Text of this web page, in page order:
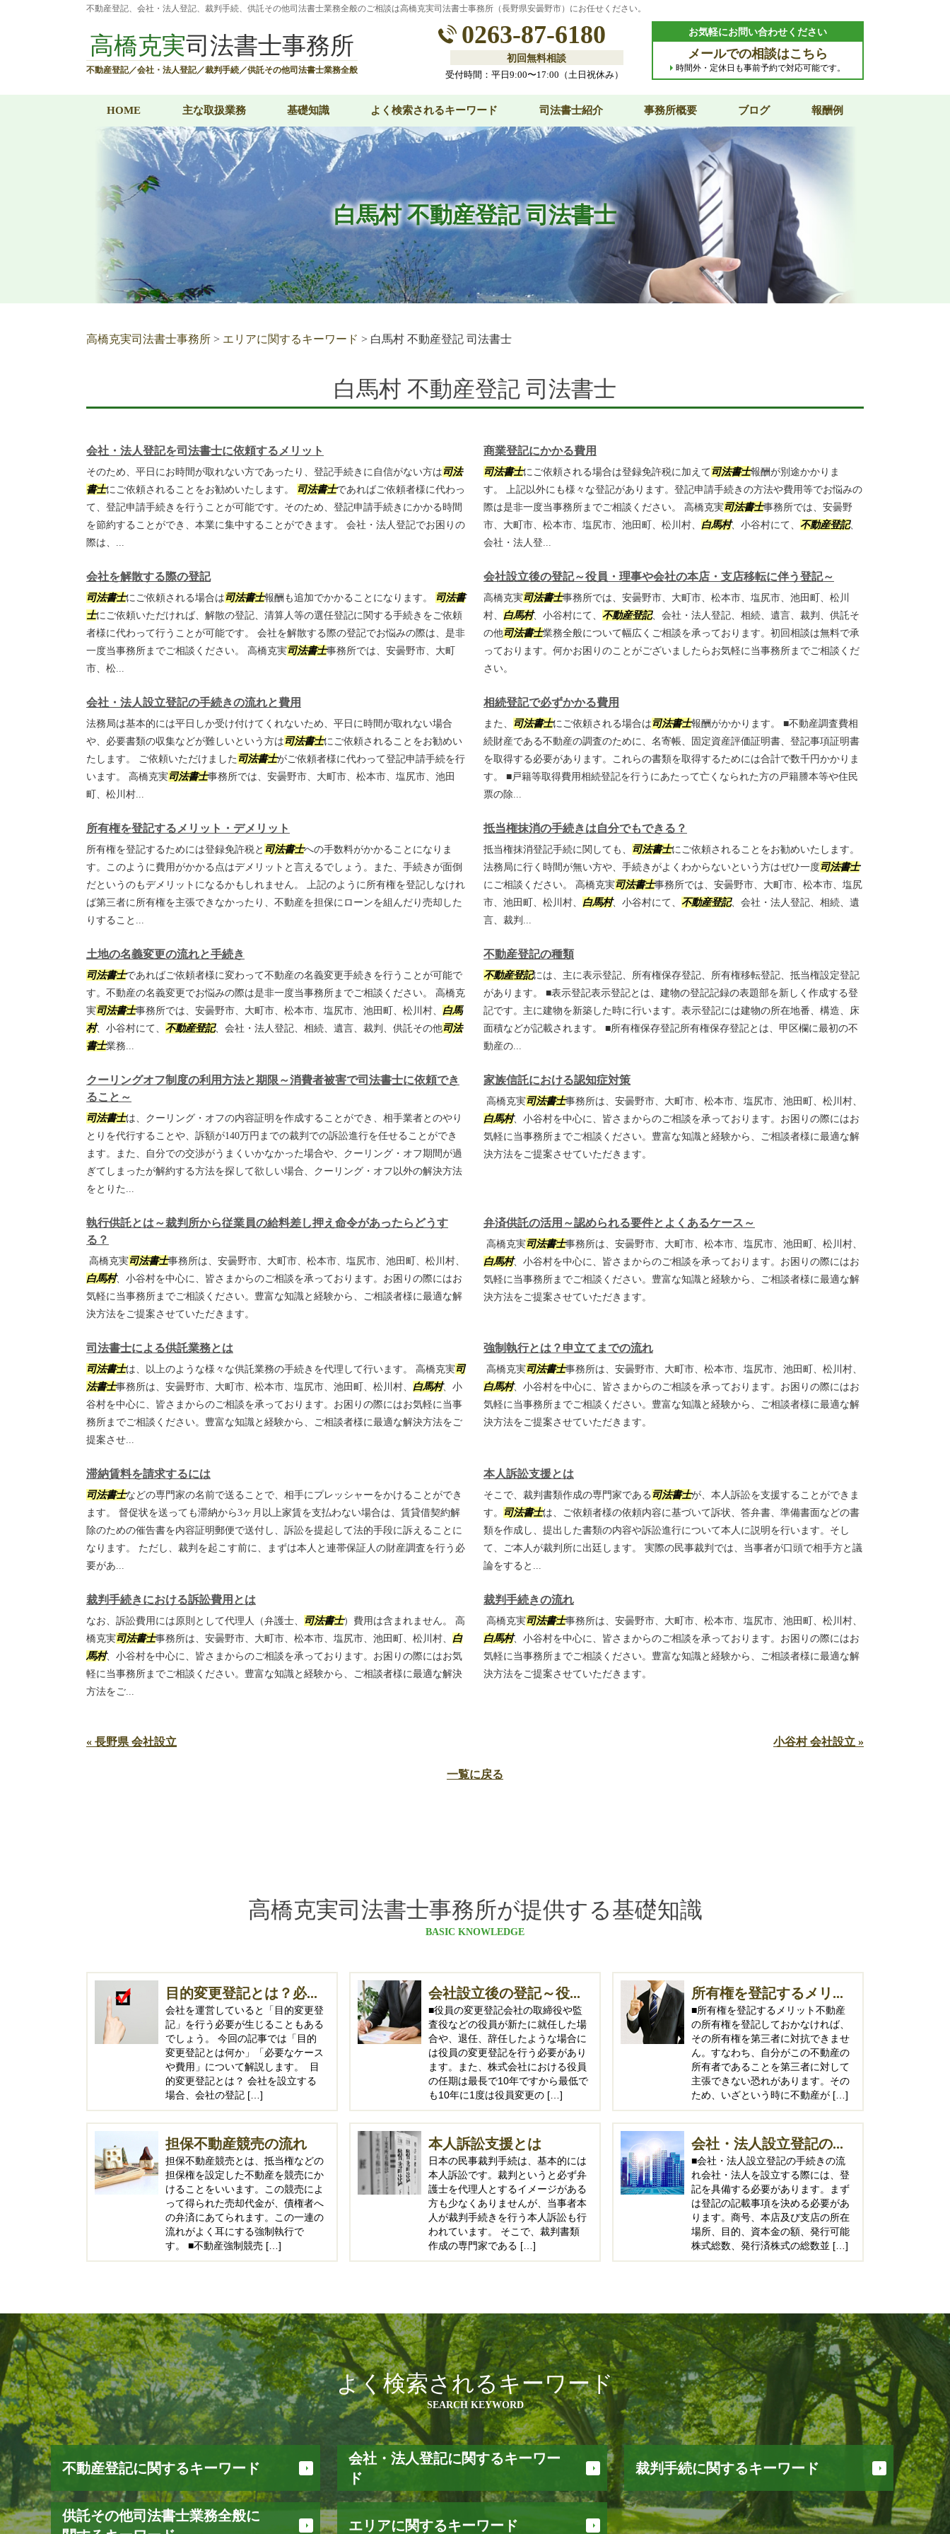
白馬村 不動産登記 司法書士
不動産登記、会社・法人登記、裁判手続、供託その他司法書士業務全般のご相談は高橋克実司法書士事務所（長野県安曇野市）にお任せください。
高橋克実司法書士事務所
不動産登記／会社・法人登記／裁判手続／供託その他司法書士業務全般
0263-87-6180
初回無料相談
受付時間：平日9:00〜17:00（土日祝休み）
お気軽にお問い合わせください
メールでの相談はこちら
時間外・定休日も事前予約で対応可能です。
HOME 主な取扱業務 基礎知識 よく検索されるキーワード 司法書士紹介 事務所概要 ブログ 報酬例
高橋克実司法書士事務所 > エリアに関するキーワード > 白馬村 不動産登記 司法書士
白馬村 不動産登記 司法書士
会社・法人登記を司法書士に依頼するメリット
そのため、平日にお時間が取れない方であったり、登記手続きに自信がない方は司法
書士にご依頼されることをお勧めいたします。 司法書士であればご依頼者様に代わっ
て、登記申請手続きを行うことが可能です。そのため、登記申請手続きにかかる時間
を節約することができ、本業に集中することができます。 会社・法人登記でお困りの
際は、...
商業登記にかかる費用
司法書士にご依頼される場合は登録免許税に加えて司法書士報酬が別途かかりま
す。 上記以外にも様々な登記があります。登記申請手続きの方法や費用等でお悩みの
際は是非一度当事務所までご相談ください。 高橋克実司法書士事務所では、安曇野
市、大町市、松本市、塩尻市、池田町、松川村、 白馬村、小谷村にて、 不動産登記、
会社・法人登...
会社を解散する際の登記
司法書士にご依頼される場合は司法書士報酬も追加でかかることになります。
司法書
士にご依頼いただければ、解散の登記、清算人等の選任登記に関する手続きをご依頼
者様に代わって行うことが可能です。 会社を解散する際の登記でお悩みの際は、是非
一度当事務所までご相談ください。 高橋克実司法書士事務所では、安曇野市、大町
市、松...
会社設立後の登記～役員・理事や会社の本店・支店移転に伴う登記～
高橋克実司法書士事務所では、安曇野市、大町市、松本市、塩尻市、池田町、松川
村、 白馬村、小谷村にて、 不動産登記、会社・法人登記、相続、遺言、裁判、供託そ
の他司法書士業務全般について幅広くご相談を承っております。初回相談は無料で承
っております。何かお困りのことがございましたらお気軽に当事務所までご相談くだ
さい。
会社・法人設立登記の手続きの流れと費用
法務局は基本的には平日しか受け付けてくれないため、平日に時間が取れない場合
や、必要書類の収集などが難しいという方は司法書士にご依頼されることをお勧めい
たします。 ご依頼いただけました 司法書士がご依頼者様に代わって登記申請手続を行
います。 高橋克実司法書士事務所では、安曇野市、大町市、松本市、塩尻市、池田
町、松川村...
相続登記で必ずかかる費用
また、 司法書士にご依頼される場合は司法書士報酬がかかります。 ■不動産調査費相
続財産である不動産の調査のために、名寄帳、固定資産評価証明書、登記事項証明書
を取得する必要があります。これらの書類を取得するためには合計で数千円かかりま
す。 ■戸籍等取得費用相続登記を行うにあたって亡くなられた方の戸籍謄本等や住民
票の除...
所有権を登記するメリット・デメリット
所有権を登記するためには登録免許税と 司法書士への手数料がかかることになりま
す。このように費用がかかる点はデメリットと言えるでしょう。また、手続きが面倒
だというのもデメリットになるかもしれません。 上記のように所有権を登記しなけれ
ば第三者に所有権を主張できなかったり、不動産を担保にローンを組んだり売却した
りすること...
抵当権抹消の手続きは自分でもできる？
抵当権抹消登記手続に関しても、 司法書士にご依頼されることをお勧めいたします。
法務局に行く時間が無い方や、手続きがよくわからないという方はぜひ一度司法書士
にご相談ください。 高橋克実司法書士事務所では、安曇野市、大町市、松本市、塩尻
市、池田町、松川村、 白馬村、小谷村にて、 不動産登記、会社・法人登記、相続、遺
言、裁判...
土地の名義変更の流れと手続き
司法書士であればご依頼者様に変わって不動産の名義変更手続きを行うことが可能で
す。不動産の名義変更でお悩みの際は是非一度当事務所までご相談ください。 高橋克
実司法書士事務所では、安曇野市、大町市、松本市、塩尻市、池田町、松川村、 白馬
村、小谷村にて、 不動産登記、会社・法人登記、相続、遺言、裁判、供託その他司法
書士業務...
不動産登記の種類
不動産登記には、主に表示登記、所有権保存登記、所有権移転登記、抵当権設定登記
があります。 ■表示登記表示登記とは、建物の登記記録の表題部を新しく作成する登
記です。主に建物を新築した時に行います。表示登記には建物の所在地番、構造、床
面積などが記載されます。 ■所有権保存登記所有権保存登記とは、甲区欄に最初の不
動産の...
クーリングオフ制度の利用方法と期限～消費者被害で司法書士に依頼でき
ること～
司法書士は、クーリング・オフの内容証明を作成することができ、相手業者とのやり
とりを代行することや、訴額が140万円までの裁判での訴訟進行を任せることができ
ます。また、自分での交渉がうまくいかなかった場合や、クーリング・オフ期間が過
ぎてしまったが解約する方法を探して欲しい場合、クーリング・オフ以外の解決方法
をとりた...
家族信託における認知症対策
高橋克実司法書士事務所は、安曇野市、大町市、松本市、塩尻市、池田町、松川村、
白馬村、小谷村を中心に、皆さまからのご相談を承っております。お困りの際にはお
気軽に当事務所までご相談ください。豊富な知識と経験から、ご相談者様に最適な解
決方法をご提案させていただきます。
執行供託とは～裁判所から従業員の給料差し押え命令があったらどうす
る？
高橋克実司法書士事務所は、安曇野市、大町市、松本市、塩尻市、池田町、松川村、
白馬村、小谷村を中心に、皆さまからのご相談を承っております。お困りの際にはお
気軽に当事務所までご相談ください。豊富な知識と経験から、ご相談者様に最適な解
決方法をご提案させていただきます。
弁済供託の活用～認められる要件とよくあるケース～
高橋克実司法書士事務所は、安曇野市、大町市、松本市、塩尻市、池田町、松川村、
白馬村、小谷村を中心に、皆さまからのご相談を承っております。お困りの際にはお
気軽に当事務所までご相談ください。豊富な知識と経験から、ご相談者様に最適な解
決方法をご提案させていただきます。
司法書士による供託業務とは
司法書士は、以上のような様々な供託業務の手続きを代理して行います。 高橋克実司
法書士事務所は、安曇野市、大町市、松本市、塩尻市、池田町、松川村、 白馬村、小
谷村を中心に、皆さまからのご相談を承っております。お困りの際にはお気軽に当事
務所までご相談ください。豊富な知識と経験から、ご相談者様に最適な解決方法をご
提案させ...
強制執行とは？申立てまでの流れ
高橋克実司法書士事務所は、安曇野市、大町市、松本市、塩尻市、池田町、松川村、
白馬村、小谷村を中心に、皆さまからのご相談を承っております。お困りの際にはお
気軽に当事務所までご相談ください。豊富な知識と経験から、ご相談者様に最適な解
決方法をご提案させていただきます。
滞納賃料を請求するには
司法書士などの専門家の名前で送ることで、相手にプレッシャーをかけることができ
ます。 督促状を送っても滞納から3ヶ月以上家賃を支払わない場合は、賃貸借契約解
除のための催告書を内容証明郵便で送付し、訴訟を提起して法的手段に訴えることに
なります。 ただし、裁判を起こす前に、まずは本人と連帯保証人の財産調査を行う必
要があ...
本人訴訟支援とは
そこで、裁判書類作成の専門家である 司法書士が、本人訴訟を支援することができま
す。
司法書士は、ご依頼者様の依頼内容に基づいて訴状、答弁書、準備書面などの書
類を作成し、提出した書類の内容や訴訟進行について本人に説明を行います。そし
て、ご本人が裁判所に出廷します。 実際の民事裁判では、当事者が口頭で相手方と議
論をすると...
裁判手続きにおける訴訟費用とは
なお、訴訟費用には原則として代理人（弁護士、 司法書士）費用は含まれません。 高
橋克実司法書士事務所は、安曇野市、大町市、松本市、塩尻市、池田町、松川村、 白
馬村、小谷村を中心に、皆さまからのご相談を承っております。お困りの際にはお気
軽に当事務所までご相談ください。豊富な知識と経験から、ご相談者様に最適な解決
方法をご...
裁判手続きの流れ
高橋克実司法書士事務所は、安曇野市、大町市、松本市、塩尻市、池田町、松川村、
白馬村、小谷村を中心に、皆さまからのご相談を承っております。お困りの際にはお
気軽に当事務所までご相談ください。豊富な知識と経験から、ご相談者様に最適な解
決方法をご提案させていただきます。
« 長野県 会社設立 小谷村 会社設立 »
一覧に戻る
高橋克実司法書士事務所が提供する基礎知識
BASIC KNOWLEDGE
目的変更登記とは？必...
会社を運営していると「目的変更登
記」を行う必要が生じることもある
でしょう。 今回の記事では「目的
変更登記とは何か」「必要なケース
や費用」について解説します。 目
的変更登記とは？ 会社を設立する
場合、会社の登記 […]
会社設立後の登記～役...
■役員の変更登記会社の取締役や監
査役などの役員が新たに就任した場
合や、退任、辞任したような場合に
は役員の変更登記を行う必要があり
ます。また、株式会社における役員
の任期は最長で10年ですから最低で
も10年に1度は役員変更の […]
所有権を登記するメリ...
■所有権を登記するメリット不動産
の所有権を登記しておかなければ、
その所有権を第三者に対抗できませ
ん。すなわち、自分がこの不動産の
所有者であることを第三者に対して
主張できない恐れがあります。その
ため、いざという時に不動産が […]
担保不動産競売の流れ
担保不動産競売とは、抵当権などの
担保権を設定した不動産を競売にか
けることをいいます。この競売によ
って得られた売却代金が、債権者へ
の弁済にあてられます。この一連の
流れがよく耳にする強制執行で
す。 ■不動産強制競売 […]
本人訴訟支援とは
日本の民事裁判手続は、基本的には
本人訴訟です。裁判というと必ず弁
護士を代理人とするイメージがある
方も少なくありませんが、当事者本
人が裁判手続きを行う本人訴訟も行
われています。 そこで、裁判書類
作成の専門家である […]
会社・法人設立登記の...
■会社・法人設立登記の手続きの流
れ会社・法人を設立する際には、登
記を具備する必要があります。まず
は登記の記載事項を決める必要があ
ります。商号、本店及び支店の所在
場所、目的、資本金の額、発行可能
株式総数、発行済株式の総数並 […]
よく検索されるキーワード
SEARCH KEYWORD
不動産登記に関するキーワード
先取特権 登記
不動産登記 必要書類
会社・法人登記に関するキーワー
ド
株式会社 登記
裁判手続に関するキーワード
少額訴訟 流れ
少額訴訟 費用 相手に請求
供託その他司法書士業務全般に
エリアに関するキーワード